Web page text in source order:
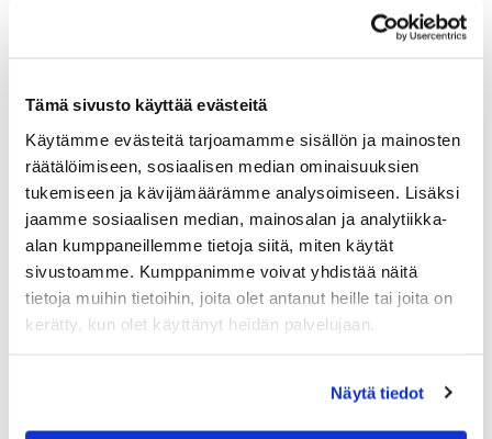
Tämä sivusto käyttää evästeitä
Käytämme evästeitä tarjoamamme sisällön ja mainosten
räätälöimiseen, sosiaalisen median ominaisuuksien
tukemiseen ja kävijämäärämme analysoimiseen. Lisäksi
jaamme sosiaalisen median, mainosalan ja analytiikka-
alan kumppaneillemme tietoja siitä, miten käytät
sivustoamme. Kumppanimme voivat yhdistää näitä
tietoja muihin tietoihin, joita olet antanut heille tai joita on
kerätty, kun olet käyttänyt heidän palvelujaan.
Näytä tiedot
PGK:n Oliver Honkanen mukana Erkko Trophyssa
Ilmoittaudu heti!
​​​​​​​Senioreiden seuraottelu SHG - PGK 13.8.2026.
03.08.
PGK:n miesten ja naisten seuran mestaruudesta pelataan
21.-23.8.2026
03.08.
Tule töihin Kalafornian asiakaspalveluun
03.08.